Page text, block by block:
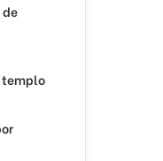
templo